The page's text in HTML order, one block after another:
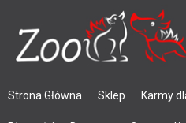
Strona Główna Sklep Karmy